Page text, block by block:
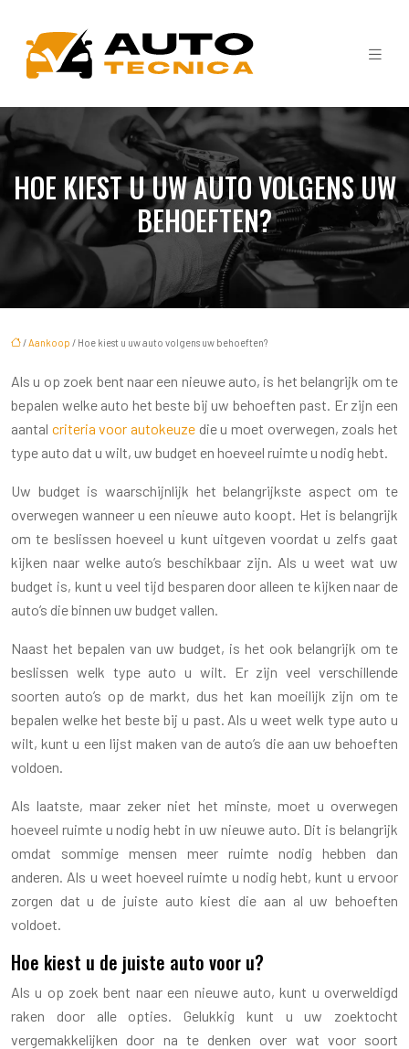
HOE KIEST U UW AUTO VOLGENS UW
BEHOEFTEN?
/Aankoop / Hoe kiest u uw auto volgens uw behoeften?
Als u op zoek bent naar een nieuwe auto, is het belangrijk om te
bepalen welke auto het beste bij uw behoeften past. Er zijn een
aantal criteria voor autokeuze die u moet overwegen, zoals het
type auto dat u wilt, uw budget en hoeveel ruimte u nodig hebt.
Uw budget is waarschijnlijk het belangrijkste aspect om te
overwegen wanneer u een nieuwe auto koopt. Het is belangrijk
om te beslissen hoeveel u kunt uitgeven voordat u zelfs gaat
kijken naar welke auto’s beschikbaar zijn. Als u weet wat uw
budget is, kunt u veel tijd besparen door alleen te kijken naar de
auto’s die binnen uw budget vallen.
Naast het bepalen van uw budget, is het ook belangrijk om te
beslissen welk type auto u wilt. Er zijn veel verschillende
soorten auto’s op de markt, dus het kan moeilijk zijn om te
bepalen welke het beste bij u past. Als u weet welk type auto u
wilt, kunt u een lijst maken van de auto’s die aan uw behoeften
voldoen.
Als laatste, maar zeker niet het minste, moet u overwegen
hoeveel ruimte u nodig hebt in uw nieuwe auto. Dit is belangrijk
omdat sommige mensen meer ruimte nodig hebben dan
anderen. Als u weet hoeveel ruimte u nodig hebt, kunt u ervoor
zorgen dat u de juiste auto kiest die aan al uw behoeften
voldoet.
Hoe kiest u de juiste auto voor u?
Als u op zoek bent naar een nieuwe auto, kunt u overweldigd
raken door alle opties. Gelukkig kunt u uw zoektocht
vergemakkelijken door na te denken over wat voor soort